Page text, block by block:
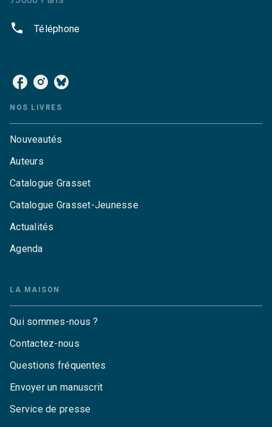
phone Téléphone
NOS LIVRES
Nouveautés
Auteurs
Catalogue Grasset
Catalogue Grasset-Jeunesse
Actualités
Agenda
LA MAISON
Qui sommes-nous ?
Contactez-nous
Questions fréquentes
Envoyer un manuscrit
Service de presse